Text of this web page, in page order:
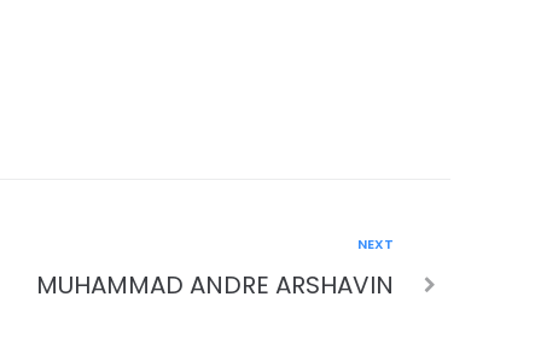
NEXT
MUHAMMAD ANDRE ARSHAVIN